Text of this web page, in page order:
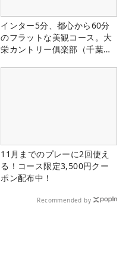
インター5分、都心から60分
のフラットな美観コース。大
栄カントリー俱楽部（千葉
11月までのプレーに2回使え
る！コース限定3,500円クー
ポン配布中！
Recommended by